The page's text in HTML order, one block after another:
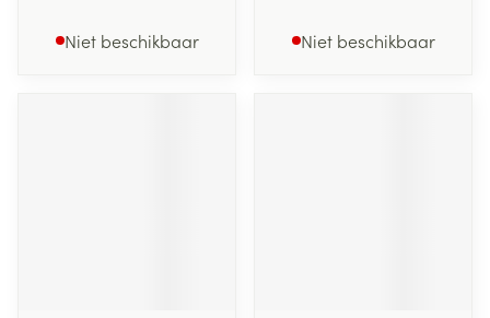
Niet beschikbaar Niet beschikbaar